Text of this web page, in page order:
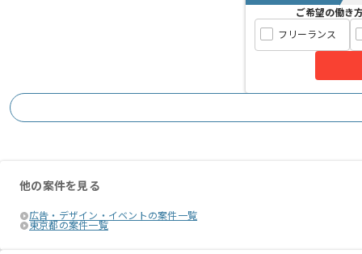
ご希望の働き
フリーランス
他の案件を見る
広告・デザイン・イベントの案件一覧
東京都の案件一覧